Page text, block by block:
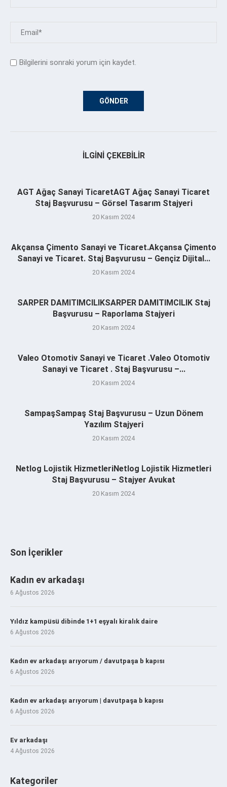
Bilgilerini sonraki yorum için kaydet.
İLGINI ÇEKEBILIR
AGT Ağaç Sanayi TicaretAGT Ağaç Sanayi Ticaret
Staj Başvurusu – Görsel Tasarım Stajyeri
20 Kasım 2024
Akçansa Çimento Sanayi ve Ticaret.Akçansa Çimento
Sanayi ve Ticaret. Staj Başvurusu – Gençiz Dijital...
20 Kasım 2024
SARPER DAMITIMCILIKSARPER DAMITIMCILIK Staj
Başvurusu – Raporlama Stajyeri
20 Kasım 2024
Valeo Otomotiv Sanayi ve Ticaret .Valeo Otomotiv
Sanayi ve Ticaret . Staj Başvurusu –...
20 Kasım 2024
SampaşSampaş Staj Başvurusu – Uzun Dönem
Yazılım Stajyeri
20 Kasım 2024
Netlog Lojistik HizmetleriNetlog Lojistik Hizmetleri
Staj Başvurusu – Stajyer Avukat
20 Kasım 2024
Son İçerikler
Kadın ev arkadaşı
6 Ağustos 2026
Yıldız kampüsü dibinde 1+1 eşyalı kiralık daire
6 Ağustos 2026
Kadın ev arkadaşı arıyorum / davutpaşa b kapısı
6 Ağustos 2026
Kadın ev arkadaşı arıyorum | davutpaşa b kapısı
6 Ağustos 2026
Ev arkadaşı
4 Ağustos 2026
Kategoriler